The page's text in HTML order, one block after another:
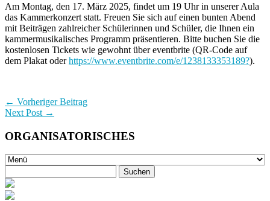
Am Montag, den 17. März 2025, findet um 19 Uhr in unserer Aula
das Kammerkonzert statt. Freuen Sie sich auf einen bunten Abend
mit Beiträgen zahlreicher Schülerinnen und Schüler, die Ihnen ein
kammermusikalisches Programm präsentieren. Bitte buchen Sie die
kostenlosen Tickets wie gewohnt über eventbrite (QR-Code auf
dem Plakat oderhttps://www.eventbrite.com/e/1238133353189?).
← Vorheriger Beitrag
Next Post →
ORGANISATORISCHES